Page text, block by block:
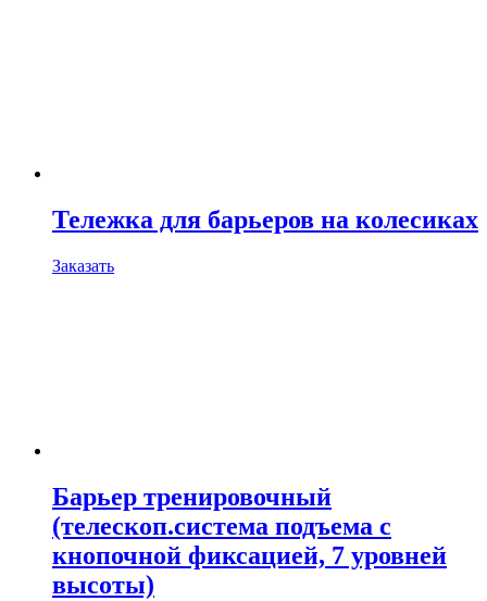
Тележка для барьеров на колесиках
Заказать
Барьер тренировочный
(телескоп.система подъема с
кнопочной фиксацией, 7 уровней
высоты)